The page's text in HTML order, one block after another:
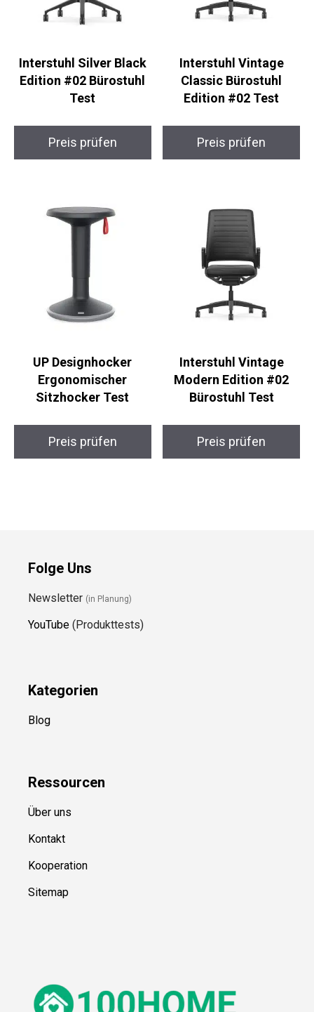
Interstuhl Silver Black
Edition #02 Bürostuhl
Test
Preis prüfen
Interstuhl Vintage
Classic Bürostuhl
Edition #02 Test
Preis prüfen
UP Designhocker
Ergonomischer
Sitzhocker Test
Preis prüfen
Interstuhl Vintage
Modern Edition #02
Bürostuhl Test
Preis prüfen
Folge Uns
Newsletter (in Planung)
YouTube (Produkttests)
Kategorien
Blog
Ressourcen
Über uns
Kontakt
Kooperation
Sitemap